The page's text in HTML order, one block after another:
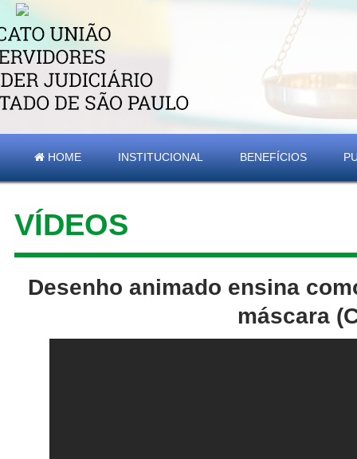
HOME INSTITUCIONAL BENEFÍCIOS
VÍDEOS
Desenho animado ensina
máscara